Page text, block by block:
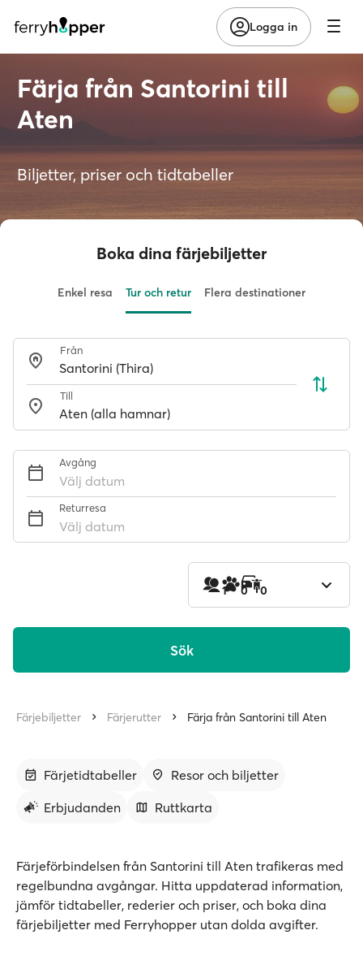
Logga in
Färja från Santorini till
Aten
Biljetter, priser och tidtabeller
Boka dina färjebiljetter
Enkel resa Tur och retur Flera destinationer
Från
Till
Avgång
Välj datum
Returresa
Välj datum
1 0 0
Sök
Färjebiljetter Färjerutter Färja från Santorini till Aten
Färjetidtabeller
Resor och biljetter
Erbjudanden
Ruttkarta
Färjeförbindelsen från Santorini till Aten trafikeras med
regelbundna avgångar. Hitta uppdaterad information,
jämför tidtabeller, rederier och priser, och boka dina
färjebiljetter med Ferryhopper utan dolda avgifter.